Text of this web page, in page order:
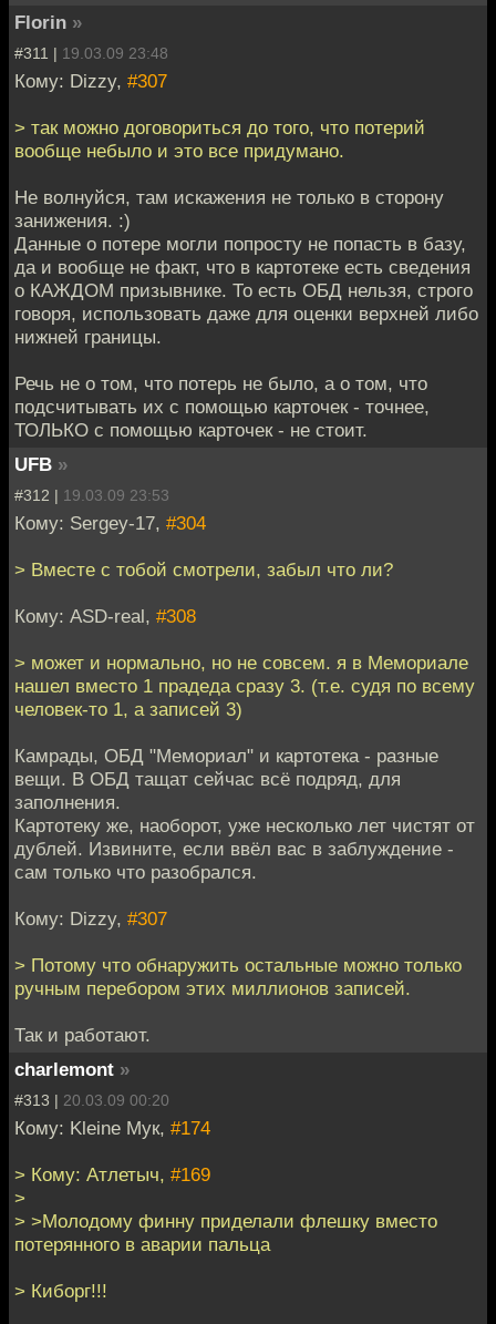
Florin »
#311 | 19.03.09 23:48
Кому: Dizzy, #307
> так можно договориться до того, что потерий
вообще небыло и это все придумано.
Не волнуйся, там искажения не только в сторону
занижения. :)
Данные о потере могли попросту не попасть в базу,
да и вообще не факт, что в картотеке есть сведения
о КАЖДОМ призывнике. То есть ОБД нельзя, строго
говоря, использовать даже для оценки верхней либо
нижней границы.
Речь не о том, что потерь не было, а о том, что
подсчитывать их с помощью карточек - точнее,
ТОЛЬКО с помощью карточек - не стоит.
UFB »
#312 | 19.03.09 23:53
Кому: Sergey-17, #304
> Вместе с тобой смотрели, забыл что ли?
Кому: ASD-real, #308
> может и нормально, но не совсем. я в Мемориале
нашел вместо 1 прадеда сразу 3. (т.е. судя по всему
человек-то 1, а записей 3)
Камрады, ОБД "Мемориал" и картотека - разные
вещи. В ОБД тащат сейчас всё подряд, для
заполнения.
Картотеку же, наоборот, уже несколько лет чистят от
дублей. Извините, если ввёл вас в заблуждение -
сам только что разобрался.
Кому: Dizzy, #307
> Потому что обнаружить остальные можно только
ручным перебором этих миллионов записей.
Так и работают.
charlemont »
#313 | 20.03.09 00:20
Кому: Kleine Мук, #174
> Кому: Атлетыч, #169
>
> >Молодому финну приделали флешку вместо
потерянного в аварии пальца
> Киборг!!!